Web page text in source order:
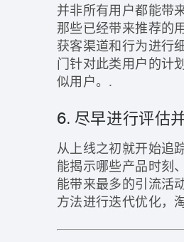
并非所有用户都能带
那些已经带来推荐的
获客渠道和行为进
门针对此类用户的计
似用户。.
6. 尽早进行评估
从上线之初就开始追
能揭示哪些产品时刻
能带来最多的引流活
方法进行迭代优化，